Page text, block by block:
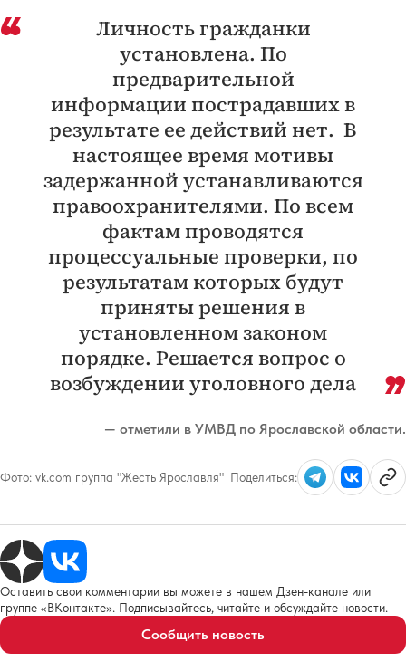
Личность гражданки
установлена. По
предварительной
информации пострадавших в
результате ее действий нет. В
настоящее время мотивы
задержанной устанавливаются
правоохранителями. По всем
фактам проводятся
процессуальные проверки, по
результатам которых будут
приняты решения в
установленном законом
порядке. Решается вопрос о
возбуждении уголовного дела
— отметили в УМВД по Ярославской области.
Фото: vk.com группа "Жесть Ярославля" Поделиться:
Оставить свои комментарии вы можете в нашем Дзен-канале или
группе «ВКонтакте». Подписывайтесь, читайте и обсуждайте новости.
Сообщить новость